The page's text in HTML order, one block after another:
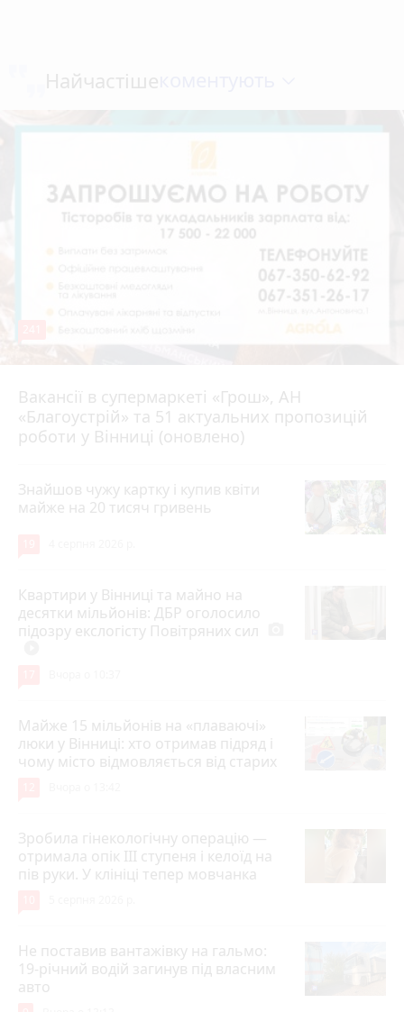
Найчастіше
Вакансії в супермаркеті «Грош», АН
«Благоустрій» та 51 актуальних пропозицій
роботи у Вінниці (оновлено)
4 серпня 2026 р.
Знайшов чужу картку і купив квіти
майже на 20 тисяч гривень
Квартири у Вінниці та майно на
десятки мільйонів: ДБР оголосило
підозру екслогісту Повітряних сил
Майже 15 мільйонів на «плаваючі»
люки у Вінниці: хто отримав підряд і
чому місто відмовляється від старих
Зробила гінекологічну операцію —
отримала опік ІІІ ступеня і келоїд на
пів руки. У клініці тепер мовчанка
Не поставив вантажівку на гальмо:
19-річний водій загинув під власним
авто